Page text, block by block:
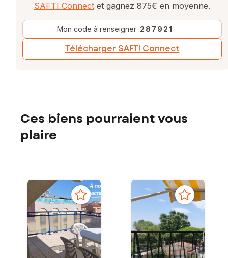
SAFTI Connect et gagnez 875€ en moyenne.
Mon code à renseigner :287921
Télécharger SAFTI Connect
Ces biens pourraient vous
plaire